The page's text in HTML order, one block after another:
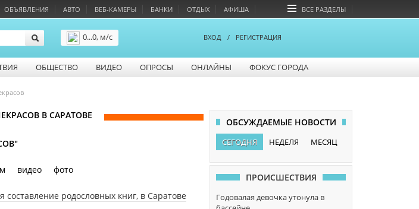
ОБЪЯВЛЕНИЯ АВТО ВЕБ-КАМЕРЫ БАНКИ ОТДЫХ АФИША ВСЕ РАЗДЕЛЫ
0...0, м/с
ВХОД / РЕГИСТРАЦИЯ
ОБЩЕСТВО ВИДЕО ОПРОСЫ ОНЛАЙНЫ ФОКУС ГОРОДА
В САРАТОВЕ
видео фото
родословных книг, в Саратове
ОБСУЖДАЕМЫЕ НОВОСТИ
СЕГОДНЯ НЕДЕЛЯ МЕСЯЦ
ПРОИСШЕСТВИЯ
Годовалая девочка утонула в